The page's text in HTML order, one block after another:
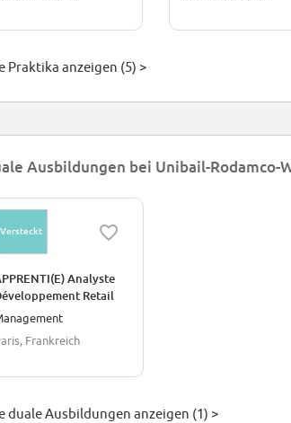
Praktika anzeigen (5) >
Ausbildungen bei Unibail-Rodamco-
Versteckt
Analyste
Retail
Frankreich
duale Ausbildungen anzeigen (1) >